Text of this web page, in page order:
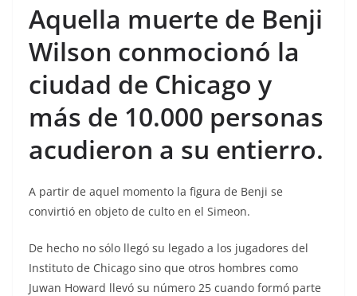
Aquella muerte de Benji
Wilson conmocionó la
ciudad de Chicago y
más de 10.000 personas
acudieron a su entierro.
A partir de aquel momento la figura de Benji se
convirtió en objeto de culto en el Simeon.
De hecho no sólo llegó su legado a los jugadores del
Instituto de Chicago sino que otros hombres como
Juwan Howard llevó su número 25 cuando formó parte